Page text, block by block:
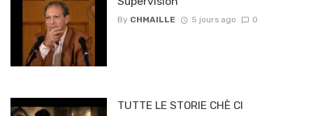
By CHMAILLE 5 jours ago 0
TUTTE LE STORIE CHÈ CI